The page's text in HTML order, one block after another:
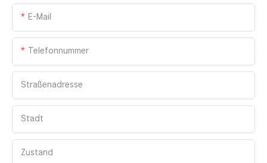
E-Mail
Telefonnummer
Straßenadresse
Stadt
Zustand